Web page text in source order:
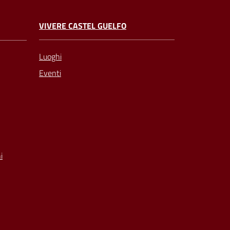
VIVERE CASTEL GUELFO
Luoghi
Eventi